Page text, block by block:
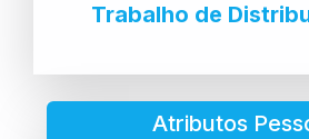
Trabalho de
Atributos